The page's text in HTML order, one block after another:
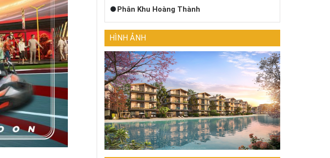
Phân Khu Hoàng Thành
HÌNH ẢNH